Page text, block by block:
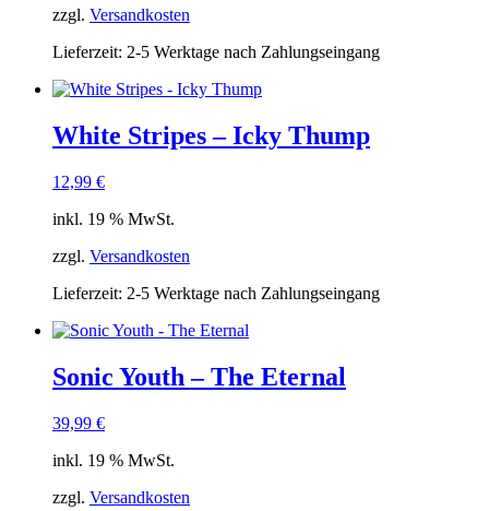
zzgl. Versandkosten
Lieferzeit: 2-5 Werktage nach Zahlungseingang
White Stripes – Icky Thump
12,99 €
inkl. 19 % MwSt.
zzgl. Versandkosten
Lieferzeit: 2-5 Werktage nach Zahlungseingang
Sonic Youth – The Eternal
39,99 €
inkl. 19 % MwSt.
zzgl. Versandkosten